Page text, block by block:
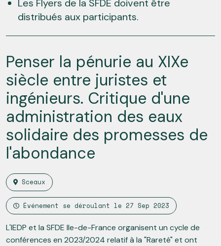
Les Flyers de la SFDE doivent être
distribués aux participants.
Penser la pénurie au XIXe
siècle entre juristes et
ingénieurs. Critique d'une
administration des eaux
solidaire des promesses de
l'abondance
Sceaux
Événement se déroulant le 27 Sep 2023
L'IEDP et la SFDE Ile-de-France organisent un cycle de
conférences en 2023/2024 relatif à la "Rareté" et ont